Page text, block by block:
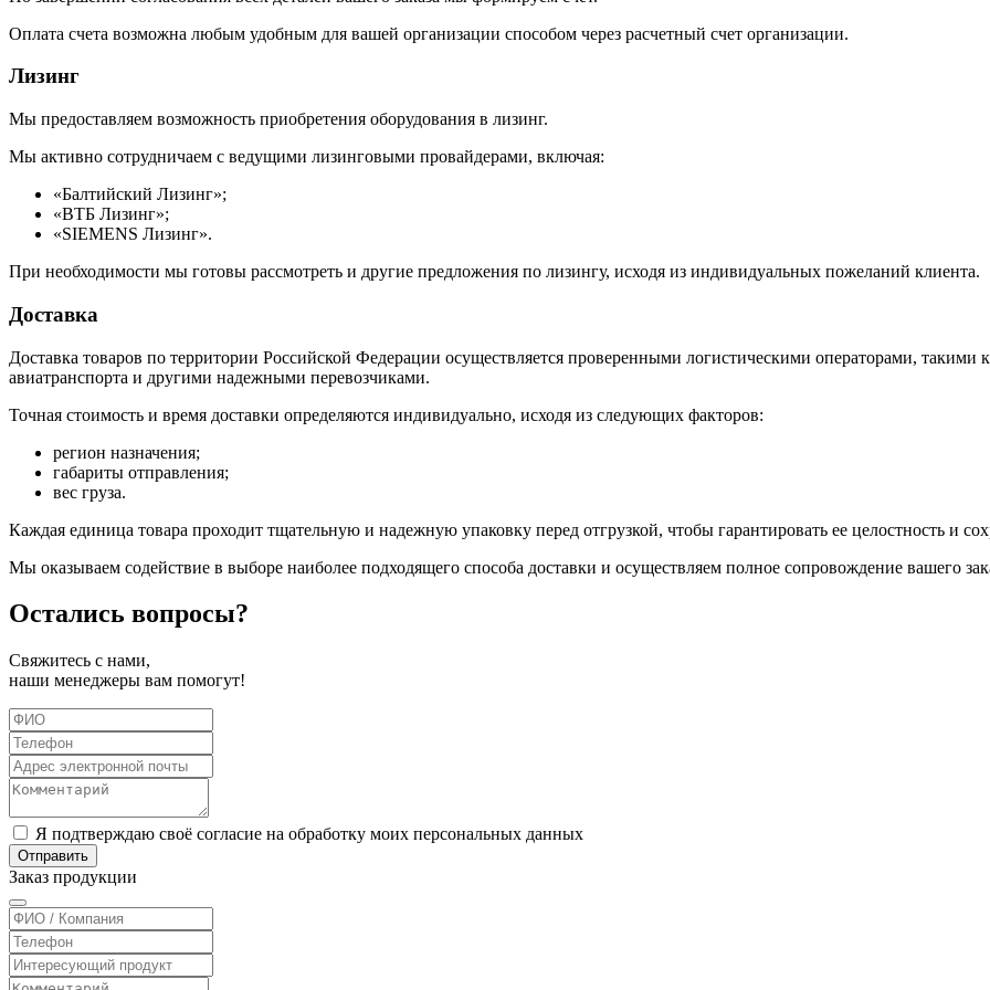
Оплата счета возможна любым удобным для вашей организации способом через расчетный счет организации.
Лизинг
Мы предоставляем возможность приобретения оборудования в лизинг.
Мы активно сотрудничаем с ведущими лизинговыми провайдерами, включая:
«Балтийский Лизинг»;
«ВТБ Лизинг»;
«SIEMENS Лизинг».
При необходимости мы готовы рассмотреть и другие предложения по лизингу, исходя из индивидуальных пожеланий клиента.
Доставка
Доставка товаров по территории Российской Федерации осуществляется проверенными логистическими операторами,
авиатранспорта и другими надежными перевозчиками.
Точная стоимость и время доставки определяются индивидуально, исходя из следующих факторов:
регион назначения;
габариты отправления;
вес груза.
Каждая единица товара проходит тщательную и надежную упаковку перед отгрузкой, чтобы гарантировать ее целостность и
Мы оказываем содействие в выборе наиболее подходящего способа доставки и осуществляем полное сопровождение вашего
Остались вопросы?
Свяжитесь с нами,
наши менеджеры вам помогут!
Я подтверждаю своё согласие на обработку моих персональных данных
Отправить
Заказ продукции